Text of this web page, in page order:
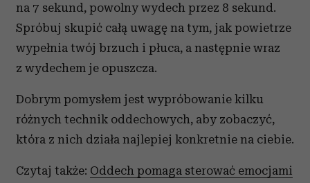
na 7 sekund, powolny wydech przez 8 sekund.
Spróbuj skupić całą uwagę na tym, jak powietrze
wypełnia twój brzuch i płuca, a następnie wraz
z wydechem je opuszcza.
Dobrym pomysłem jest wypróbowanie kilku
różnych technik oddechowych, aby zobaczyć,
która z nich działa najlepiej konkretnie na ciebie.
Czytaj także: Oddech pomaga sterować emocjami